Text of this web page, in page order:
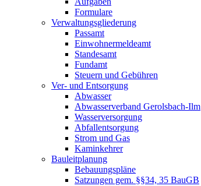
Formulare
Verwaltungsgliederung
Passamt
Einwohnermeldeamt
Standesamt
Fundamt
Steuern und Gebühren
Ver- und Entsorgung
Abwasser
Abwasserverband Gerolsbach-Ilm
Wasserversorgung
Abfallentsorgung
Strom und Gas
Kaminkehrer
Bauleitplanung
Bebauungspläne
Satzungen gem. §§34, 35 BauGB